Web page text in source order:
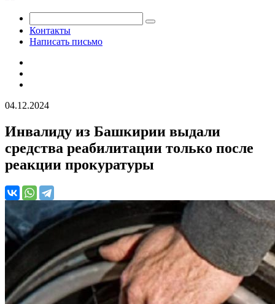
Контакты
Написать письмо
04.12.2024
Инвалиду из Башкирии выдали
средства реабилитации только после
реакции прокуратуры